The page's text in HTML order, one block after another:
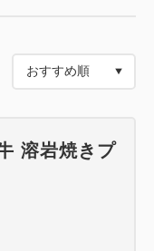
１匹が滞在可能
の提出が必須とな
は、玄関土間スペ
溶岩焼きプ